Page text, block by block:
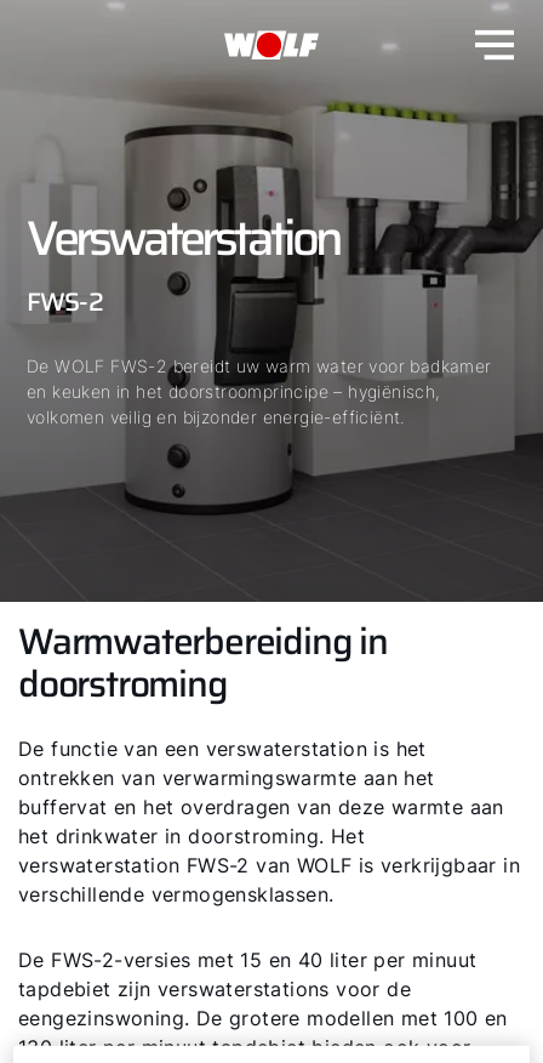
Verswaterstation
FWS-2
De WOLF FWS-2 bereidt uw warm water voor badkamer
en keuken in het doorstroomprincipe – hygiënisch,
volkomen veilig en bijzonder energie-efficiënt.
Warmwaterbereiding in
doorstroming
De functie van een verswaterstation is het
ontrekken van verwarmingswarmte aan het
buffervat en het overdragen van deze warmte aan
het drinkwater in doorstroming. Het
verswaterstation FWS-2 van WOLF is verkrijgbaar in
verschillende vermogensklassen.
De FWS-2-versies met 15 en 40 liter per minuut
tapdebiet zijn verswaterstations voor de
eengezinswoning. De grotere modellen met 100 en
130 liter per minuut tapdebiet bieden ook voor